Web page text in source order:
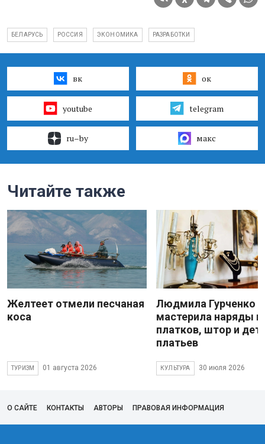
БЕЛАРУСЬ РОССИЯ ЭКОНОМИКА РАЗРАБОТКИ
вк ок
youtube telegram
ru–by макс
Читайте также
Желтеет отмели песчаная
коса
ТУРИЗМ 01 августа 2026
Людмила Гурченко
мастерила наряды
платков, штор и
платьев
КУЛЬТУРА 30 июля 2026
О САЙТЕ КОНТАКТЫ АВТОРЫ ПРАВОВАЯ ИНФОРМАЦИЯ